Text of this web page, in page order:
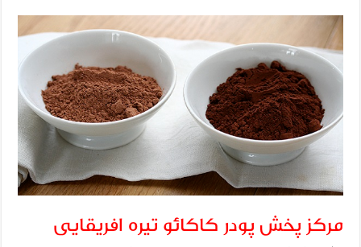
مرکز پخش پودر کاکائو تیره افریقایی